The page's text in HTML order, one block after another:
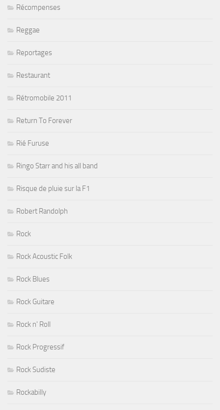
Récompenses
Reggae
Reportages
Restaurant
Rétromobile 2011
Return To Forever
Rié Furuse
Ringo Starr and his all band
Risque de pluie sur la F1
Robert Randolph
Rock
Rock Acoustic Folk
Rock Blues
Rock Guitare
Rock n' Roll
Rock Progressif
Rock Sudiste
Rockabilly